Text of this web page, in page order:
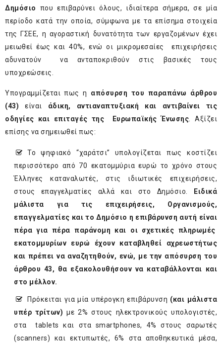
Δημόσιο που επιβαρύνει όλους, ιδιαίτερα σήμερα, σε μία
περίοδο κατά την οποία, σύμφωνα με τα επίσημα στοιχεία
της ΓΣΕΕ, η αγοραστική δυνατότητα των εργαζομένων έχει
μειωθεί έως και 40%, ενώ οι μικρομεσαίες επιχειρήσεις
αδυνατούν να ανταποκριθούν στις βασικές τους
υποχρεώσεις.
Υπογραμμίζεται πως η απόσυρση του παραπάνω άρθρου
(43) είναι άδικη, αντιαναπτυξιακή και αντιβαίνει τις
οδηγίες και επιταγές της Ευρωπαϊκής Ένωσης. Αξίζει
επίσης να σημειωθεί πως:
Το ψηφιακό “χαράτσι” υπολογίζεται πως κοστίζει
περισσότερο από 70 εκατομμύρια ευρώ το χρόνο στους
Έλληνες καταναλωτές, στις ιδιωτικές επιχειρήσεις,
στους επαγγελματίες αλλά και στο Δημόσιο.
Ειδικά
μάλιστα για τις επιχειρήσεις, Οργανισμούς,
επαγγελματίες και το Δημόσιο η επιβάρυνση αυτή είναι
πέρα για πέρα παράνομη και οι σχετικές πληρωμές
εκατομμυρίων ευρώ έχουν καταβληθεί αχρεωστήτως
και πρέπει να αναζητηθούν, ενώ, με την απόσυρση του
άρθρου 43, θα εξακολουθήσουν να καταβάλλονται και
στο μέλλον.
Πρόκειται για μία υπέρογκη επιβάρυνση (και μάλιστα
υπέρ τρίτων)με 2% στους ηλεκτρονικούς υπολογιστές,
στα tablets και στα smartphones, 4% στους σαρωτές
(scanners) και εκτυπωτές, 6% στα αποθηκευτικά μέσα,